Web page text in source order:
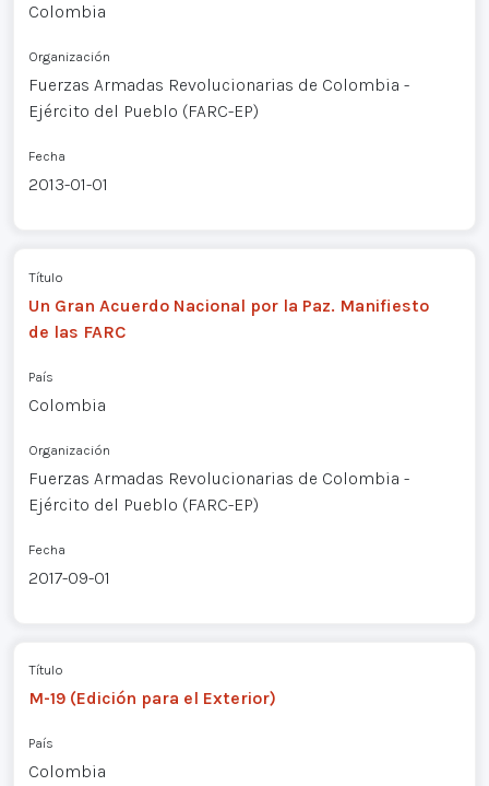
Colombia
Organización
Fuerzas Armadas Revolucionarias de Colombia -
Ejército del Pueblo (FARC-EP)
Fecha
2013-01-01
Título
Un Gran Acuerdo Nacional por la Paz. Manifiesto
de las FARC
País
Colombia
Organización
Fuerzas Armadas Revolucionarias de Colombia -
Ejército del Pueblo (FARC-EP)
Fecha
2017-09-01
Título
M-19 (Edición para el Exterior)
País
Colombia